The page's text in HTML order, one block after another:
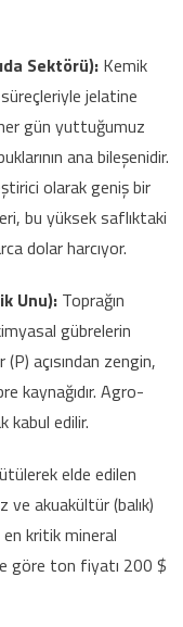
Sektörü): Kemik
jelatine
gün yuttuğumuz
ana bileşenidir.
olarak geniş bir
bu yüksek saflıktaki
dolar harcıyor.
Unu): Toprağın
gübrelerin
açısından zengin,
kaynağıdır. Agro-
kabul edilir.
elde edilen
ve akuakültür (balık)
kritik mineral
göre ton fiyatı 200 $